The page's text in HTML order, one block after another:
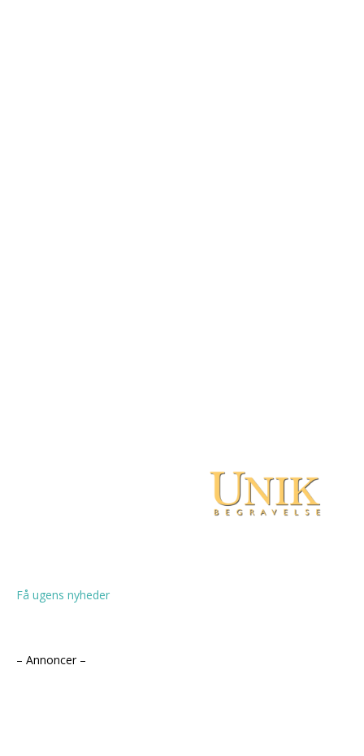
Få ugens nyheder
– Annoncer –